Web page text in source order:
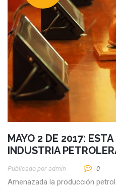
MAYO 2 DE 2017:
INDUSTRIA
Publicado por Admin 0
Amenazada la producción